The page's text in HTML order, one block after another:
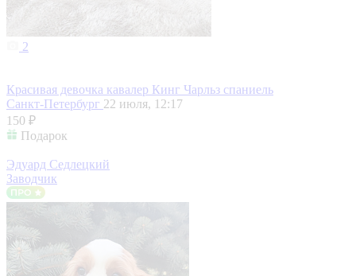
2
Красивая девочка кавалер Кинг Чарльз спаниель
Санкт-Петербург 22 июля, 12:17
150 ₽
Подарок
Эдуард Седлецкий
Заводчик